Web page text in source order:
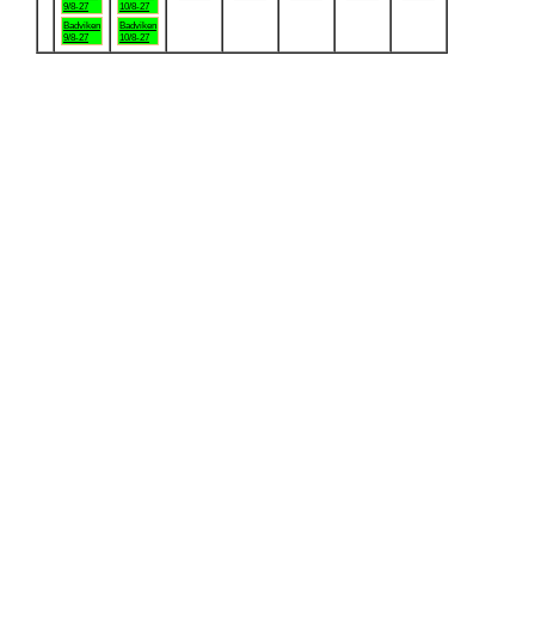
9/8-27
Badviken
9/8-27
10/8-27
Badviken
10/8-27